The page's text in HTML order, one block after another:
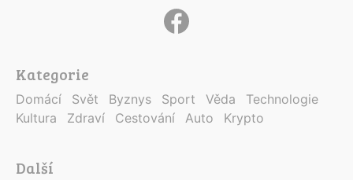
Kategorie
Domácí Svět Byznys Sport Věda
Technologie
Kultura
Zdraví Cestování Auto Krypto
Další